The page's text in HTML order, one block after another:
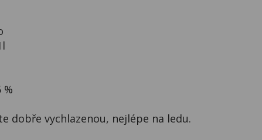
%
dobře vychlazenou, nejlépe na ledu.